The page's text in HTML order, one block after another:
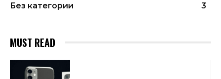
Без категории
3
MUST READ